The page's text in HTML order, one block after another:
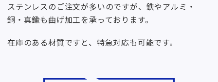
ステンレスのご注文が多いのですが、鉄やアルミ・
銅・真鍮も曲げ加工を承っております。
在庫のある材質ですと、特急対応も可能です。